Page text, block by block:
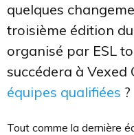
quelques
troisième édition
organisé par ESL
succédera à Vexed
équipes qualifiées ?
Tout comme la dernière